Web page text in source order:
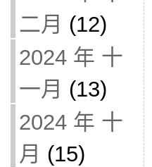
二月 (12)
2024 年 十
一月 (13)
2024 年 十
月 (15)